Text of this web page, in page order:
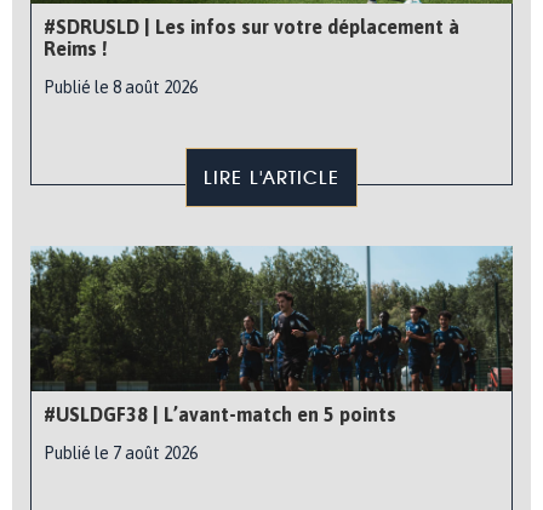
#SDRUSLD | Les infos sur votre déplacement à
Reims !
Publié le 8 août 2026
LIRE L'ARTICLE
#USLDGF38 | L’avant-match en 5 points
Publié le 7 août 2026